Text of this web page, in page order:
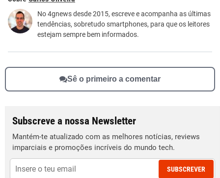
Este conteúdo não tem a informação que procuro
Outro
No 4gnews desde 2015, escreve e acompanha as últimas
tendências, sobretudo smartphones, para que os leitores
estejam sempre bem informados.
Sê o primeiro a comentar
Subscreve a nossa Newsletter
Mantém-te atualizado com as melhores notícias, reviews
imparciais e promoções incríveis do mundo tech.
SUBSCREVER